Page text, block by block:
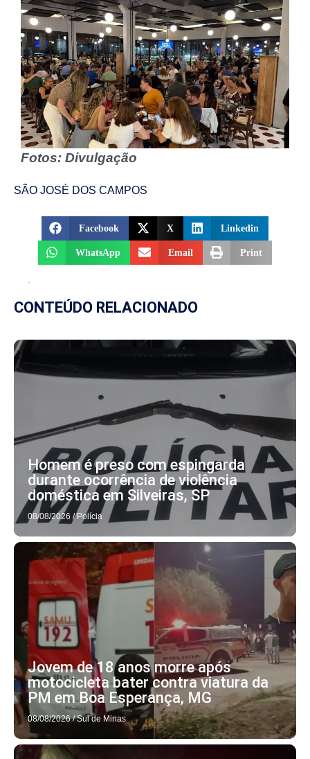
Fotos: Divulgação
SÃO JOSÉ DOS CAMPOS
Facebook X Linkedin
WhatsApp Email Print
CONTEÚDO RELACIONADO
Homem é preso com espingarda
durante ocorrência de violência
doméstica em Silveiras, SP
08/08/2026 / Polícia
Jovem de 18 anos morre após
motocicleta bater contra viatura da
PM em Boa Esperança, MG
08/08/2026 / Sul de Minas